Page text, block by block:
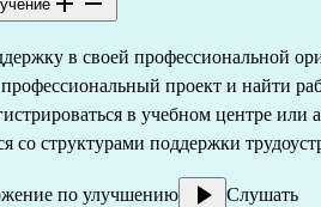
в своей профессиональной
проект и найти
в учебном центре или
со структурами поддержки
по улучшению Слушать